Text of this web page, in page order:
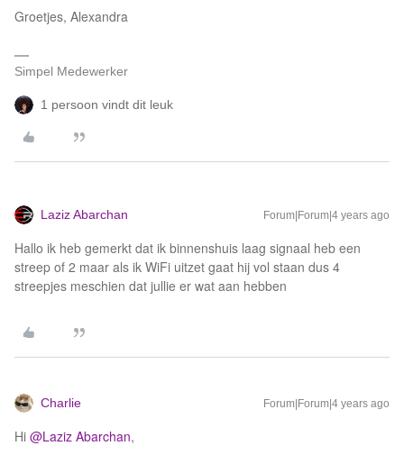
Groetjes, Alexandra
Simpel Medewerker
1 persoon vindt dit leuk
Laziz Abarchan Forum|Forum|4 years ago
Hallo ik heb gemerkt dat ik binnenshuis laag signaal heb een
streep of 2 maar als ik WiFi uitzet gaat hij vol staan dus 4
streepjes meschien dat jullie er wat aan hebben
Charlie Forum|Forum|4 years ago
Hi @Laziz Abarchan,